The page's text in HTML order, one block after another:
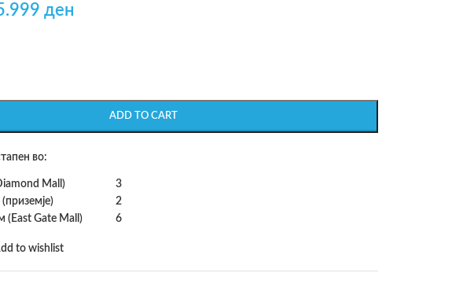
ден
ADD TO CART
во:
Mall)
3
2
(East Gate Mall)
6
to wishlist